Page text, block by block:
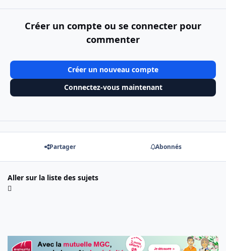
Créer un compte ou se connecter pour
commenter
Créer un nouveau compte
Connectez-vous maintenant
Partager Abonnés
Aller sur la liste des sujets